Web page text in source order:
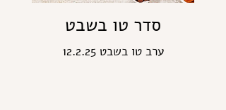
סדר טו בשבט
12.2.25 ערב טו בשבט